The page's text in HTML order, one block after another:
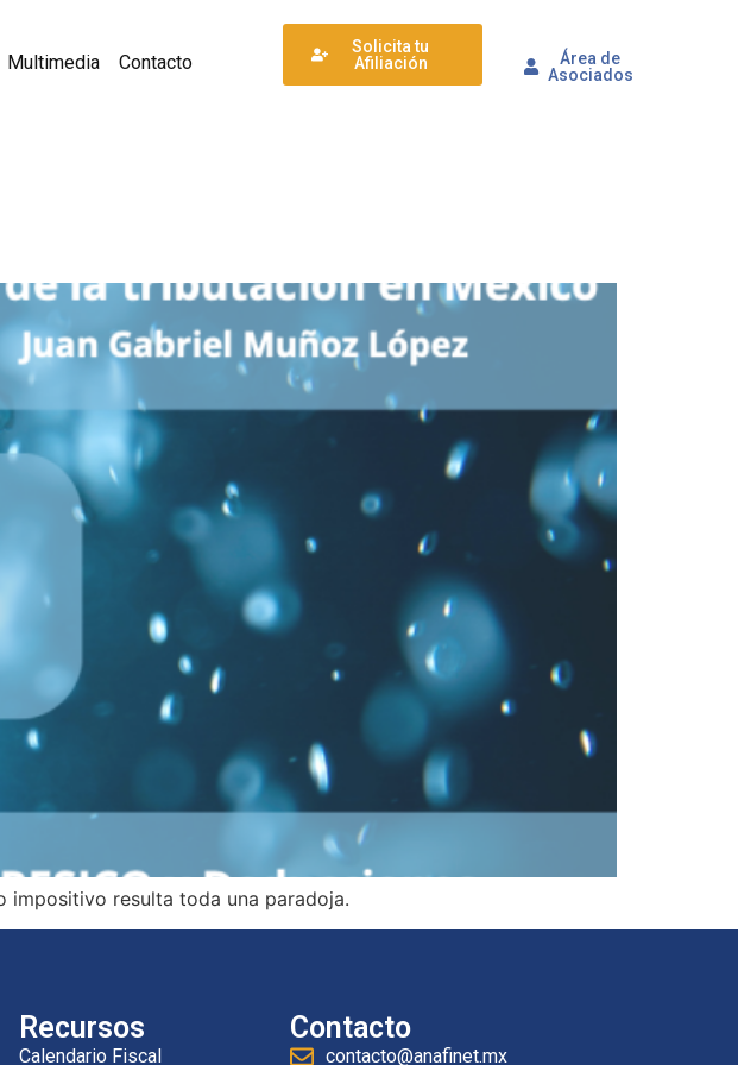
Multimedia Contacto
Solicita tu
Afiliación
Área de
Asociados
impositivo resulta toda una paradoja.
Recursos
Calendario Fiscal
Contacto
contacto@anafinet.mx